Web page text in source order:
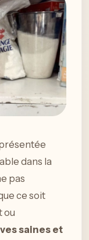
dans la
pas
ce soit
ou
saines et